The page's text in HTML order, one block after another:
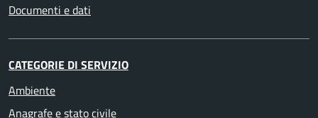
Documenti e dati
CATEGORIE DI SERVIZIO
Ambiente
Anagrafe e stato civile